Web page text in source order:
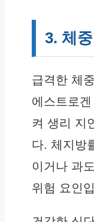
3. 체
급격한 체
에스트로겐
켜 생리 지
다. 체지방
이거나 과
위험 요인